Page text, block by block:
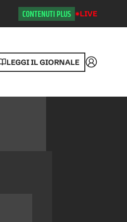
CONTENUTI PLUS LIVE
LEGGI IL GIORNALE Accedi